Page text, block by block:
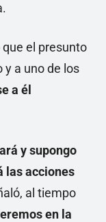
el presunto
y a uno de los
a él
y supongo
las acciones
al tiempo
en la